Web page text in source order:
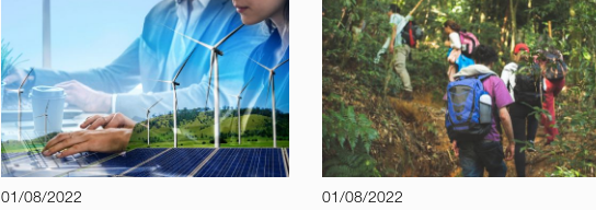
01/08/2022 01/08/2022